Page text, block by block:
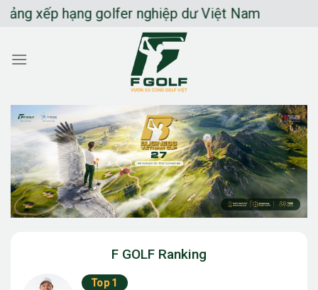
Chuyển
dung
hạng golfer nghiệp dư Việt Nam
F GOLF Ranking
Top 1